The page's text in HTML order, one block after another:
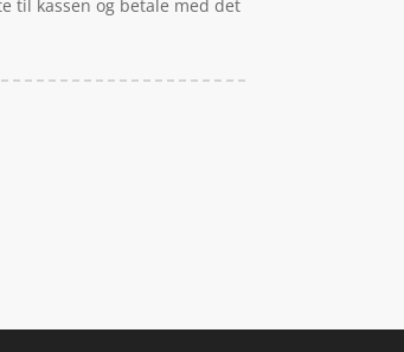
til kassen og betale med det